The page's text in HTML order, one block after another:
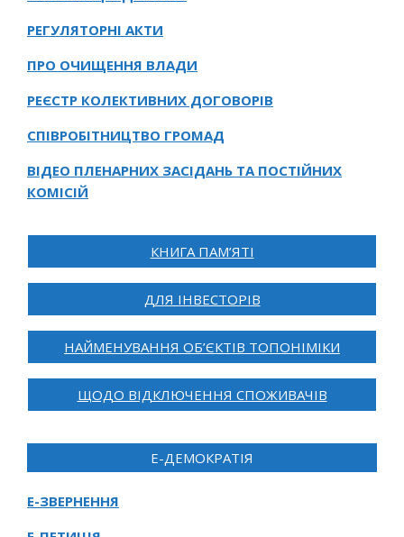
РЕГУЛЯТОРНІ АКТИ
ПРО ОЧИЩЕННЯ ВЛАДИ
РЕЄСТР КОЛЕКТИВНИХ ДОГОВОРІВ
СПІВРОБІТНИЦТВО ГРОМАД
ВІДЕО ПЛЕНАРНИХ ЗАСІДАНЬ ТА ПОСТІЙНИХ
КОМІСІЙ
КНИГА ПАМ’ЯТІ
ДЛЯ ІНВЕСТОРІВ
НАЙМЕНУВАННЯ ОБ’ЄКТІВ ТОПОНІМІКИ
ЩОДО ВІДКЛЮЧЕННЯ СПОЖИВАЧІВ
Е-ДЕМОКРАТІЯ
Е-ЗВЕРНЕННЯ